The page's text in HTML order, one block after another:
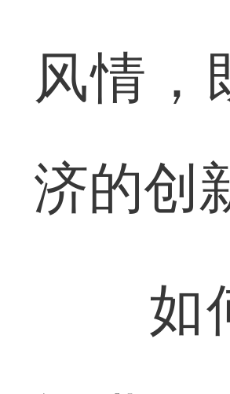
风情，
济的创
如何